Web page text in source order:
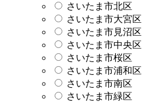
さいたま市北区
さいたま市大宮区
さいたま市見沼区
さいたま市中央区
さいたま市桜区
さいたま市浦和区
さいたま市南区
さいたま市緑区